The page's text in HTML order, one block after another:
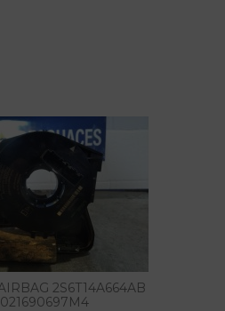
2S6T14A664AB
021690697M4